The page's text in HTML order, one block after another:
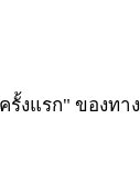
งแรก" ของท